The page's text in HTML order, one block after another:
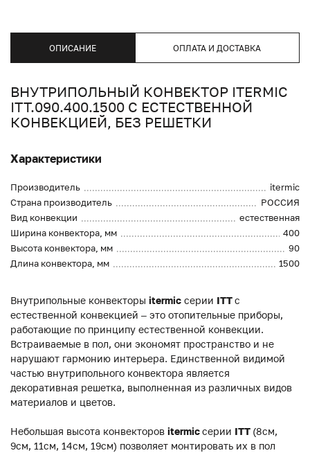
ОПИСАНИЕ ОПЛАТА И ДОСТАВКА
ВНУТРИПОЛЬНЫЙ КОНВЕКТОР ITERMIC
ITT.090.400.1500 С ЕСТЕСТВЕННОЙ
КОНВЕКЦИЕЙ, БЕЗ РЕШЕТКИ
Характеристики
Производитель
itermic
Страна производитель
РОССИЯ
Вид конвекции
естественная
Ширина конвектора, мм
400
Высота конвектора, мм
90
Длина конвектора, мм
1500
Внутрипольные конвекторы itermic серии ITTс
естественной конвекцией – это отопительные приборы,
работающие по принципу естественной конвекции.
Встраиваемые в пол, они экономят пространство и не
нарушают гармонию интерьера. Единственной видимой
частью внутрипольного конвектора является
декоративная решетка, выполненная из различных видов
материалов и цветов.
Небольшая высота конвекторов itermicсерии ITT (8см,
9см, 11см, 14см, 19см) позволяет монтировать их в пол